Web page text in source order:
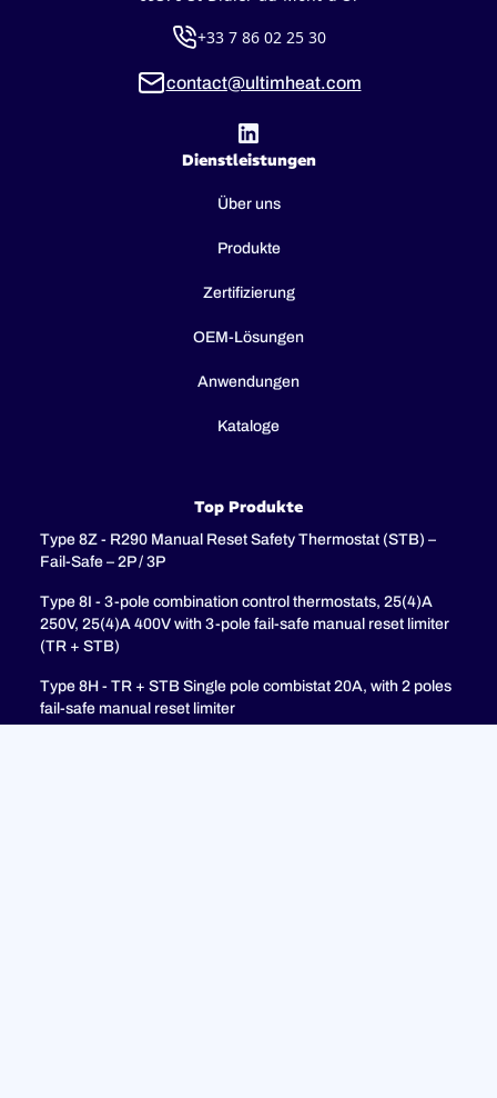
+33 7 86 02 25 30
contact@ultimheat.com
Dienstleistungen
Über uns
Produkte
Zertifizierung
OEM-Lösungen
Anwendungen
Kataloge
Top Produkte
Type 8Z - R290 Manual Reset Safety Thermostat (STB) –
Fail-Safe – 2P / 3P
Type 8I - 3-pole combination control thermostats, 25(4)A
250V, 25(4)A 400V with 3-pole fail-safe manual reset limiter
(TR + STB)
Type 8H - TR + STB Single pole combistat 20A, with 2 poles
fail-safe manual reset limiter